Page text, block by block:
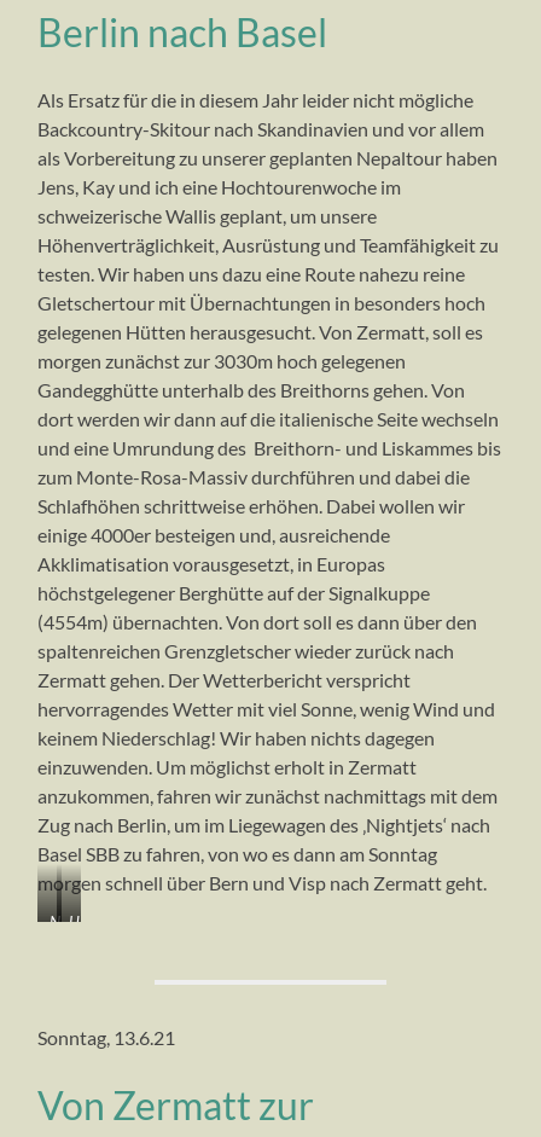
Berlin nach Basel
Als Ersatz für die in diesem Jahr leider nicht mögliche
Backcountry-Skitour nach Skandinavien und vor allem
als Vorbereitung zu unserer geplanten Nepaltour haben
Jens, Kay und ich eine Hochtourenwoche im
schweizerische Wallis geplant, um unsere
Höhenverträglichkeit, Ausrüstung und Teamfähigkeit zu
testen. Wir haben uns dazu eine Route nahezu reine
Gletschertour mit Übernachtungen in besonders hoch
gelegenen Hütten herausgesucht. Von Zermatt, soll es
morgen zunächst zur 3030m hoch gelegenen
Gandegghütte unterhalb des Breithorns gehen. Von
dort werden wir dann auf die italienische Seite wechseln
und eine Umrundung des Breithorn- und Liskammes bis
zum Monte-Rosa-Massiv durchführen und dabei die
Schlafhöhen schrittweise erhöhen. Dabei wollen wir
einige 4000er besteigen und, ausreichende
Akklimatisation vorausgesetzt, in Europas
höchstgelegener Berghütte auf der Signalkuppe
(4554m) übernachten. Von dort soll es dann über den
spaltenreichen Grenzgletscher wieder zurück nach
Zermatt gehen. Der Wetterbericht verspricht
hervorragendes Wetter mit viel Sonne, wenig Wind und
keinem Niederschlag! Wir haben nichts dagegen
einzuwenden. Um möglichst erholt in Zermatt
anzukommen, fahren wir zunächst nachmittags mit dem
Zug nach Berlin, um im Liegewagen des ‚Nightjets‘ nach
Basel SBB zu fahren, von wo es dann am Sonntag
morgen schnell über Bern und Visp nach Zermatt geht.
Nightjet
SBB
Unser
Sonntag, 13.6.21
Von Zermatt zur